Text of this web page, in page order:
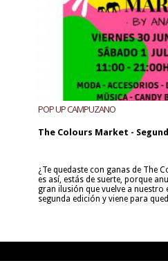
POP UP CAMPUZANO
The Colours Market -
¿Te quedaste con ganas de The
es así, estás de suerte, porque
gran ilusión que vuelve a nuestro
segunda edición y viene para